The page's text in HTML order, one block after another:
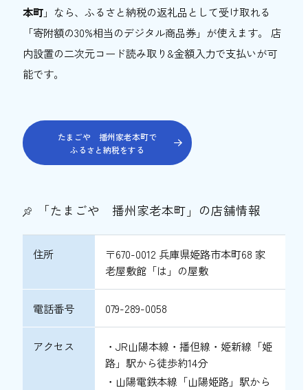
本町」なら、ふるさと納税の返礼品として受け取れる
「寄附額の30%相当のデジタル商品券」が使えます。 店
内設置の二次元コード読み取り&金額入力で支払いが可
能です。
たまごや 播州家老本町で
ふるさと納税をする
「たまごや 播州家老本町」の店舗情報
住所
〒670-0012 兵庫県姫路市本町68 家
老屋敷館「は」の屋敷
電話番号 079-289-0058
アクセス
・JR山陽本線・播但線・姫新線「姫
路」駅から徒歩約14分
・山陽電鉄本線「山陽姫路」駅から